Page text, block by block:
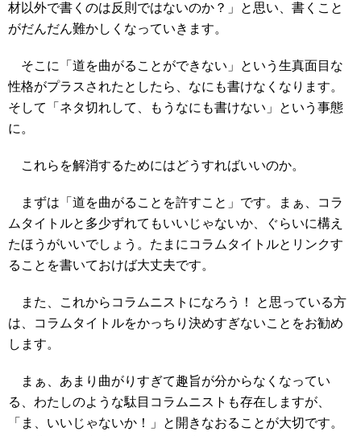
材以外で書くのは反則ではないのか？」と思い、書くこと
がだんだん難かしくなっていきます。
そこに「道を曲がることができない」という生真面目な
性格がプラスされたとしたら、なにも書けなくなります。
そして「ネタ切れして、もうなにも書けない」という事態
に。
これらを解消するためにはどうすればいいのか。
まずは「道を曲がることを許すこと」です。まぁ、コラ
ムタイトルと多少ずれてもいいじゃないか、ぐらいに構え
たほうがいいでしょう。たまにコラムタイトルとリンクす
ることを書いておけば大丈夫です。
また、これからコラムニストになろう！ と思っている方
は、コラムタイトルをかっちり決めすぎないことをお勧め
します。
まぁ、あまり曲がりすぎて趣旨が分からなくなってい
る、わたしのような駄目コラムニストも存在しますが、
「ま、いいじゃないか！」と開きなおることが大切です。